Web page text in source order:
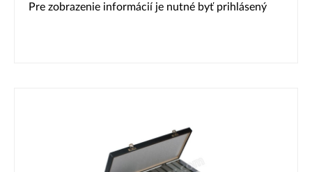
Pre zobrazenie informácií je nutné byť prihlásený